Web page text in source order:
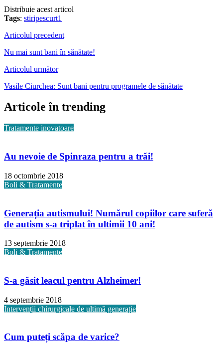
Distribuie acest articol
Tags: stiripescurt1
Articolul precedent
Nu mai sunt bani în sănătate!
Articolul următor
Vasile Ciurchea: Sunt bani pentru programele de sănătate
Articole în trending
Tratamente inovatoare
Au nevoie de Spinraza pentru a trăi!
18 octombrie 2018
Boli & Tratamente
Generația autismului! Numărul copiilor care suferă
de autism s-a triplat în ultimii 10 ani!
13 septembrie 2018
Boli & Tratamente
S-a găsit leacul pentru Alzheimer!
4 septembrie 2018
Intervenții chirurgicale de ultimă generație
Cum puteți scăpa de varice?